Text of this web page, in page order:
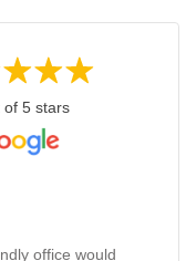
of 5 stars
office would